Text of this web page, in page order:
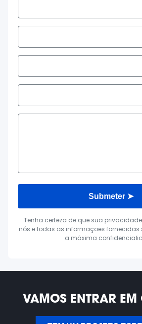
Submeter ➤
Tenha certeza de que sua
nós e todas as informações
a máxima
VAMOS ENTRAR